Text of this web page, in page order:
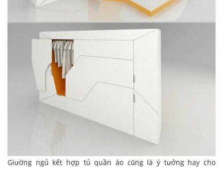
Giường ngủ kết hợp tủ quần áo cũng là ý tưởng hay cho